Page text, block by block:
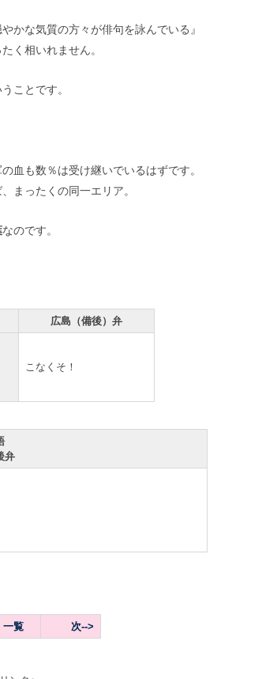
かな気質の方々が俳句を詠んでいる』
く相いれません。
ことです。
血も数％は受け継いでいるはずです。
まったくの同一エリア。
なのです。
広島（備後）弁
こなくそ！
弁
一覧 次-->